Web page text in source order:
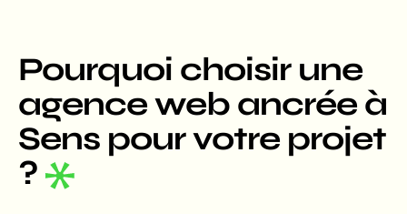
Pourquoi choisir une
agence web ancrée à
Sens pour votre projet
?